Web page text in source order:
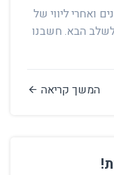
ואחרי ליווי של
לשלב הבא. חשבנו
המשך קריאה